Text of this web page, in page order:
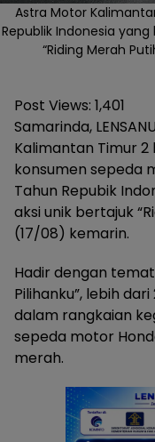
Astra Motor
Republik Indonesia
“Riding Merah
Post Views: 1,401
Samarinda,
Kalimantan Timur
konsumen sepeda
Tahun Repubik
aksi unik bertajuk
(17/08) kemarin.
Hadir dengan
Pilihanku”, lebih
dalam rangkaian
sepeda motor
merah.